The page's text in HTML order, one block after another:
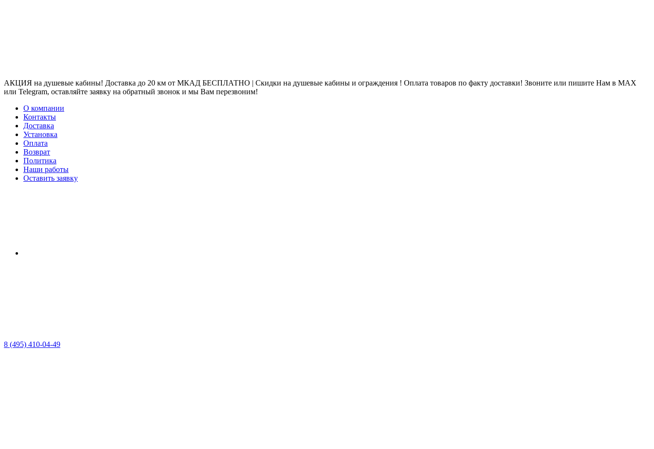
АКЦИЯ на душевые кабины! Доставка до 20 км от МКАД БЕСПЛАТНО | Скидки на душевые кабины и ограждения ! Оплата товаров по факту доставки! Звоните или пишите Нам в MAX
или Telegram, оставляйте заявку на обратный звонок и мы Вам перезвоним!
О компании
Контакты
Доставка
Установка
Оплата
Возврат
Политика
Наши работы
Оставить заявку
8 (495) 410-04-49